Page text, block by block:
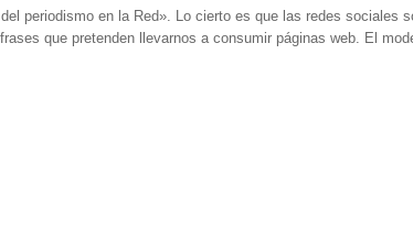
periodismo en la Red». Lo cierto es que las redes sociales
que pretenden llevarnos a consumir páginas web. El